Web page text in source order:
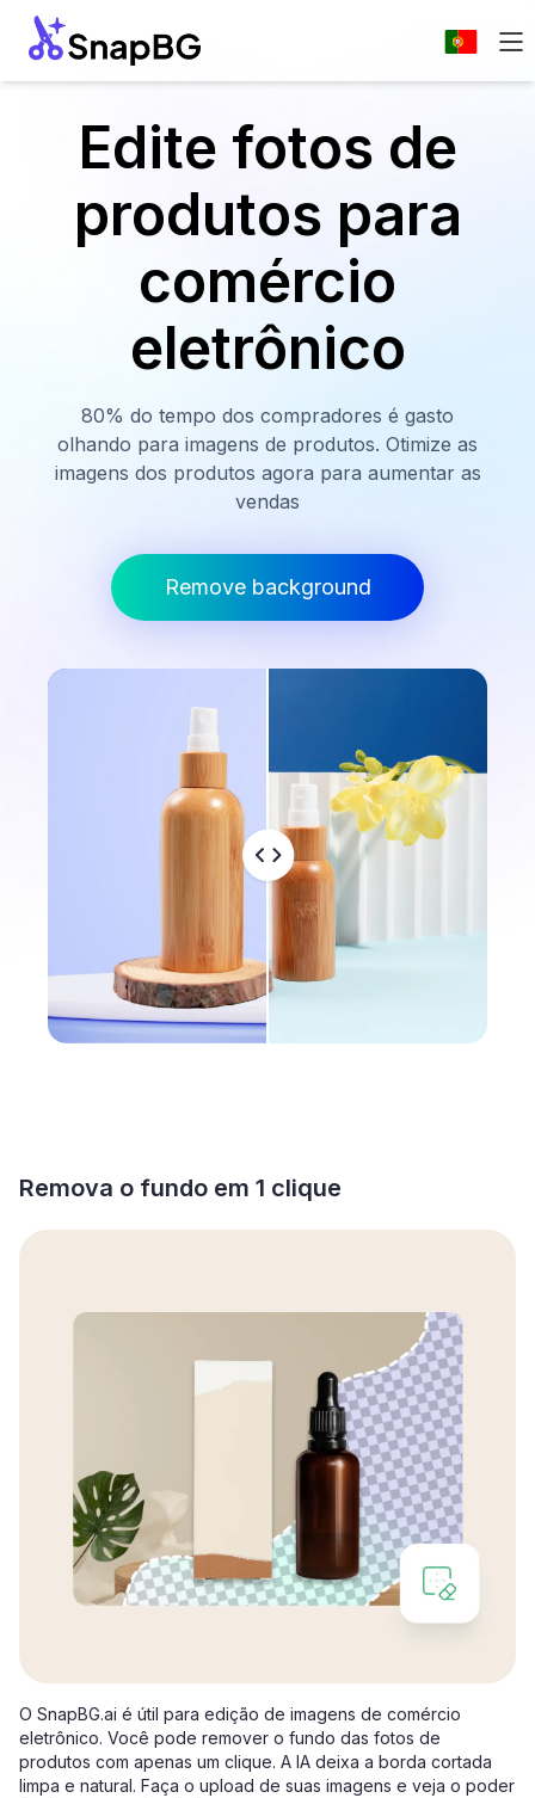
Edite fotos de
produtos para
comércio
eletrônico
80% do tempo dos compradores é gasto
olhando para imagens de produtos. Otimize as
imagens dos produtos agora para aumentar as
vendas
Remove background
Remova o fundo em 1 clique
O SnapBG.ai é útil para edição de imagens de comércio
eletrônico. Você pode remover o fundo das fotos de
produtos com apenas um clique. A IA deixa a borda cortada
limpa e natural. Faça o upload de suas imagens e veja o poder